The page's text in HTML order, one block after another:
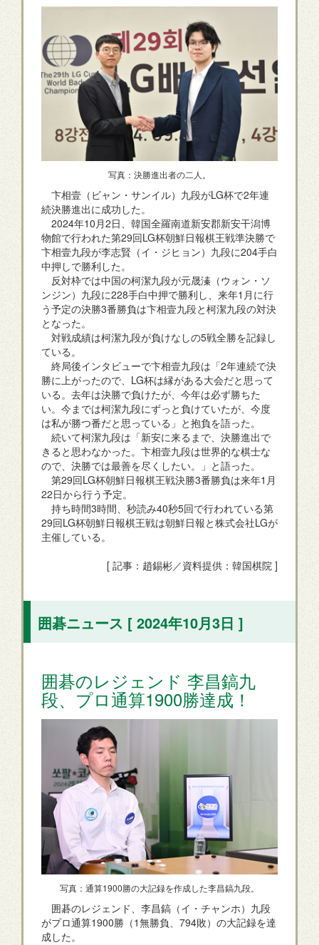
写真：決勝進出者の二人。
卞相壹（ビャン・サンイル）九段がLG杯で2年連
続決勝進出に成功した。
2024年10月2日、韓国全羅南道新安郡新安干潟博
物館で行われた第29回LG杯朝鮮日報棋王戦準決勝で
卞相壹九段が李志賢（イ・ジヒョン）九段に204手白
中押しで勝利した。
反対枠では中国の柯潔九段が元晟溱（ウォン・ソ
ンジン）九段に228手白中押で勝利し、来年1月に行
う予定の決勝3番勝負は卞相壹九段と柯潔九段の対決
となった。
対戦成績は柯潔九段が負けなしの5戦全勝を記録し
ている。
終局後インタビューで卞相壹九段は「2年連続で決
勝に上がったので、LG杯は縁がある大会だと思って
いる。去年は決勝で負けたが、今年は必ず勝ちた
い。今までは柯潔九段にずっと負けていたが、今度
は私が勝つ番だと思っている」と抱負を語った。
続いて柯潔九段は「新安に来るまで、決勝進出で
きると思わなかった。卞相壹九段は世界的な棋士な
ので、決勝では最善を尽くしたい。」と語った。
第29回LG杯朝鮮日報棋王戦決勝3番勝負は来年1月
22日から行う予定。
持ち時間3時間、秒読み40秒5回で行われている第
29回LG杯朝鮮日報棋王戦は朝鮮日報と株式会社LGが
主催している。
[ 記事：趙錫彬／資料提供：韓国棋院 ]
囲碁ニュース [ 2024年10月3日 ]
囲碁のレジェンド 李昌鎬九
段、プロ通算1900勝達成！
写真：通算1900勝の大記録を作成した李昌鎬九段。
囲碁のレジェンド、李昌鎬（イ・チャンホ）九段
がプロ通算1900勝（1無勝負、794敗）の大記録を達
成した。